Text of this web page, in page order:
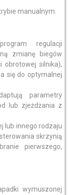
manualnym.
regulacji
zmianę biegów
obrotowej silnika),
się do optymalnej
parametry
lub zjeżdżania z
lub innego rodzaju
skrzynią
pierwszego,
wymuszonej